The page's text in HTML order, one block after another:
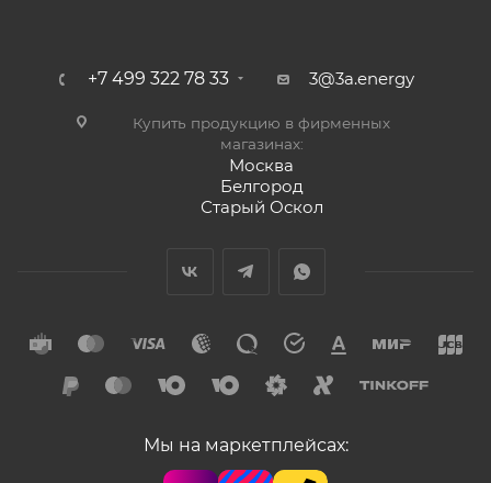
+7 499 322 78 33 3@3a.energy
Купить продукцию в фирменных
магазинах:
Москва
Белгород
Старый Оскол
Мы на маркетплейсах: